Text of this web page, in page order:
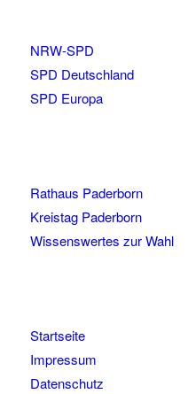
NRW-SPD
SPD Deutschland
SPD Europa
Rathaus Paderborn
Kreistag Paderborn
Wissenswertes zur Wahl
Startseite
Impressum
Datenschutz